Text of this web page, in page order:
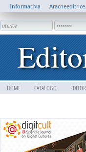
HOME CATALOGO
Informativa